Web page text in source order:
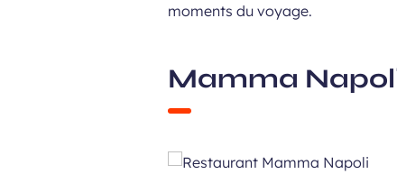
moments du voyage.
Mamma